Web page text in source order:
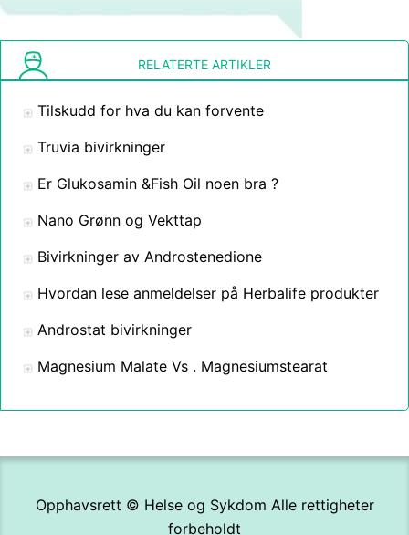
RELATERTE ARTIKLER
Tilskudd for hva du kan forvente
Truvia bivirkninger
Er Glukosamin &Fish Oil noen bra ?
Nano Grønn og Vekttap
Bivirkninger av Androstenedione
Hvordan lese anmeldelser på Herbalife produkter
Androstat bivirkninger
Magnesium Malate Vs . Magnesiumstearat
Opphavsrett © Helse og Sykdom Alle rettigheter
forbeholdt